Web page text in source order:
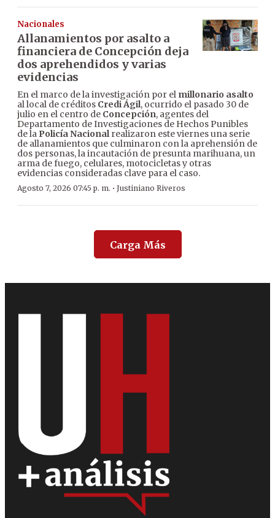
Nacionales
Allanamientos por asalto a
financiera de Concepción deja
dos aprehendidos y varias
evidencias
En el marco de la investigación por el millonario asalto
al local de créditos Credi Ágil, ocurrido el pasado 30 de
julio en el centro de Concepción, agentes del
Departamento de Investigaciones de Hechos Punibles
de la Policía Nacionalrealizaron este viernes una serie
de allanamientos que culminaron con la aprehensión de
dos personas, la incautación de presunta marihuana, un
arma de fuego, celulares, motocicletas y otras
evidencias consideradas clave para el caso.
Agosto 7, 2026 07:45 p. m. · Justiniano Riveros
Carga Más